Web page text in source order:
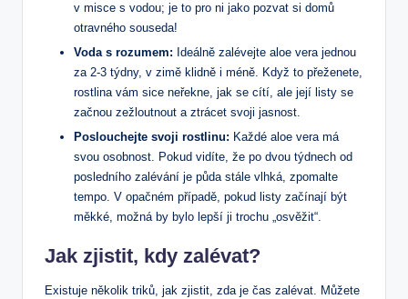
v misce s vodou; je to pro ni jako pozvat si domů
otravného souseda!
Voda s rozumem: Ideálně zalévejte aloe vera jednou
za 2-3 týdny, v zimě klidně i méně. Když to přeženete,
rostlina vám sice neřekne, jak se cítí, ale její listy se
začnou zežloutnout a ztrácet svoji jasnost.
Poslouchejte svoji rostlinu: Každé aloe vera má
svou osobnost. Pokud vidíte, že po dvou týdnech od
posledního zalévání je půda stále vlhká, zpomalte
tempo. V opačném případě, pokud listy začínají být
měkké, možná by bylo lepší ji trochu „osvěžit“.
Jak zjistit, kdy zalévat?
Existuje několik triků, jak zjistit, zda je čas zalévat. Můžete